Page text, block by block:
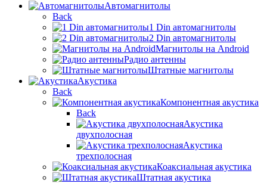
Автомагнитолы
Back
1 Din автомагнитолы
2 Din автомагнитолы
Магнитолы на Android
Радио антенны
Штатные магнитолы
Акустика
Back
Компонентная акустика
Back
Акустика
двухполосная
Акустика
трехполосная
Коаксиальная акустика
Штатная акустика